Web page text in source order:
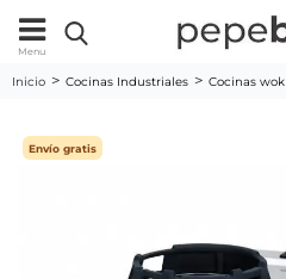
Menu
Inicio Cocinas Industriales Cocinas wok
Envío gratis